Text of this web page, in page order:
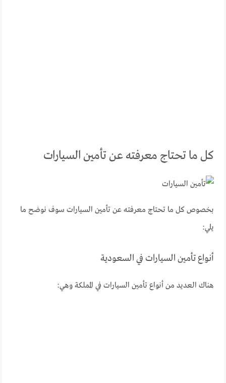
كل ما تحتاج معرفته عن تأمين السيارات
بخصوص كل ما تحتاج معرفته عن تأمين السيارات سوف نوضح ما
يلي:
أنواع تأمين السيارات في السعودية
هناك العديد من أنواع تأمين السيارات في المملكة وهي: